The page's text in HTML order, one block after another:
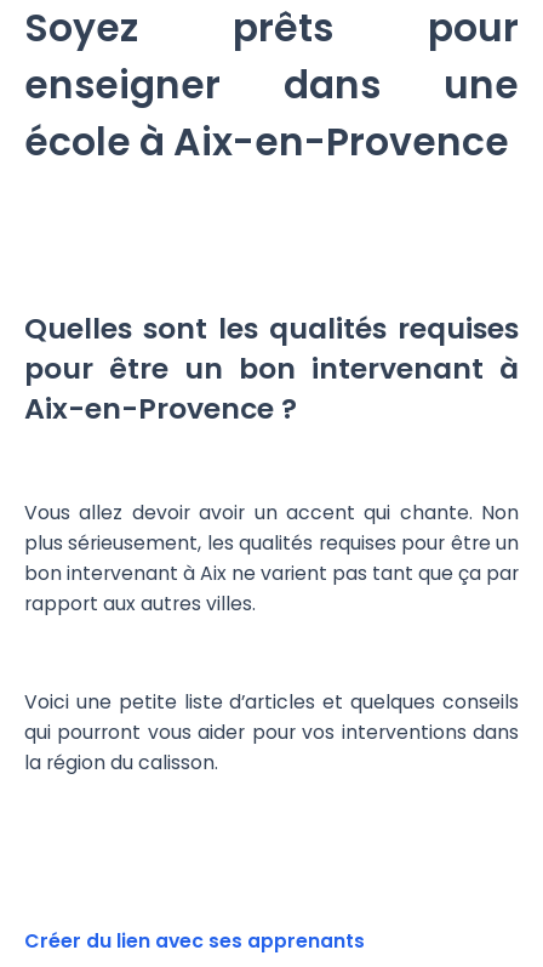
Soyez prêts pour
enseigner dans une
école à Aix-en-Provence
Quelles sont les qualités requises
pour être un bon intervenant à
Aix-en-Provence ?
Vous allez devoir avoir un accent qui chante. Non
plus sérieusement, les qualités requises pour être un
bon intervenant à Aix ne varient pas tant que ça par
rapport aux autres villes.
Voici une petite liste d’articles et quelques conseils
qui pourront vous aider pour vos interventions dans
la région du calisson.
Créer du lien avec ses apprenants